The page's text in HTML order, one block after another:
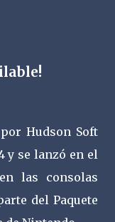
Hudson Soft
y se lanzó en el
las consolas
del Paquete